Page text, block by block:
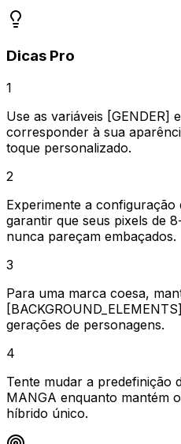
Dicas Pro
1
Use as variáveis [GENDER]
corresponder à sua
toque personalizado.
2
Experimente a configuração
garantir que seus pixels de
nunca pareçam embaçados.
3
Para uma marca coesa,
gerações de personagens.
4
Tente mudar a predefinição
MANGA enquanto mantém
híbrido único.